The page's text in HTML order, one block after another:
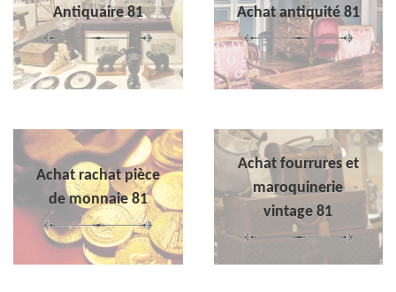
Antiquaire 81 Achat antiquité 81
Achat rachat pièce
de monnaie 81
Achat fourrures et
maroquinerie
vintage 81